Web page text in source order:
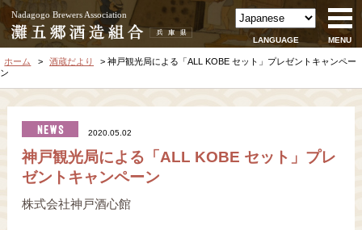
Nadagogo Brewers Association
LANGUAGE MENU
ホーム 酒蔵だより
神戸観光局による「ALL KOBE セット」プレゼントキャンペー
ン
2020.05.02
神戸観光局による「ALL KOBE セット」プレ
ゼントキャンペーン
株式会社神戸酒心館